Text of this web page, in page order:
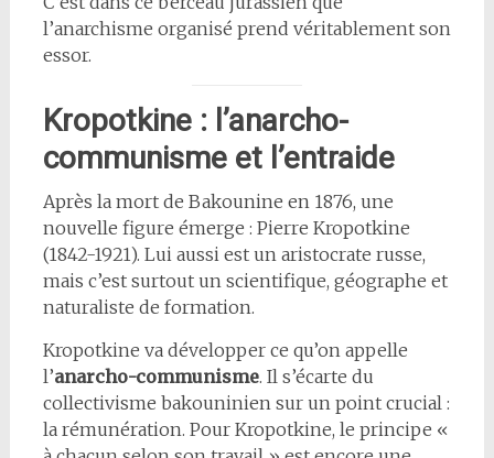
l’anarchisme organisé prend véritablement son
essor.
Kropotkine : l’anarcho-
communisme et l’entraide
Après la mort de Bakounine en 1876, une
nouvelle figure émerge : Pierre Kropotkine
(1842-1921). Lui aussi est un aristocrate russe,
mais c’est surtout un scientifique, géographe et
naturaliste de formation.
Kropotkine va développer ce qu’on appelle
l’anarcho-communisme. Il s’écarte du
collectivisme bakouninien sur un point crucial :
la rémunération. Pour Kropotkine, le principe «